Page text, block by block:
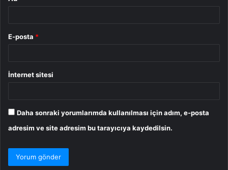
E-posta *
İnternet sitesi
Daha sonraki yorumlarımda kullanılması için adım, e-posta
adresim ve site adresim bu tarayıcıya kaydedilsin.